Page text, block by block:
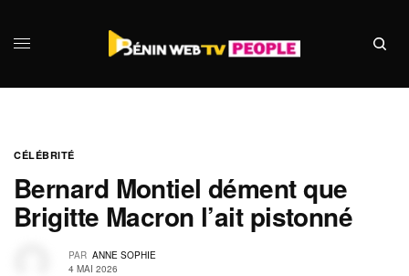
CÉLÉBRITÉ
Bernard Montiel dément que
Brigitte Macron l’ait pistonné
PAR ANNE SOPHIE
4 MAI 2026